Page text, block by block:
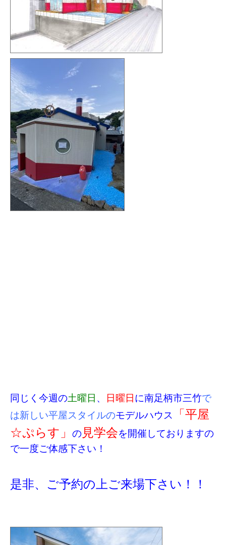
同じく今週の土曜日 、 日曜日 に南足柄市三竹で
は新しい平屋スタイルのモデルハウス
「平屋
☆ぷらす」
の 見学会を開催しておりますの
で一度ご体感下さい！
是非、ご予約の上ご来場下さい！！